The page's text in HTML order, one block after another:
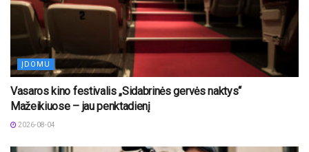
ĮDOMU
Vasaros kino festivalis „Sidabrinės gervės naktys“
Mažeikiuose – jau penktadienį
2026-08-04